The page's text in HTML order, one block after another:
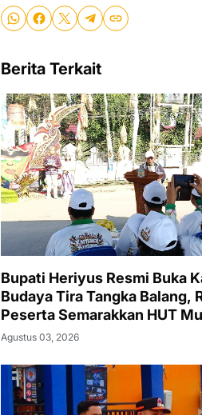
Berita Terkait
Bupati Heriyus Resmi Buka
Budaya Tira Tangka Balang,
Peserta Semarakkan HUT
Agustus 03, 2026